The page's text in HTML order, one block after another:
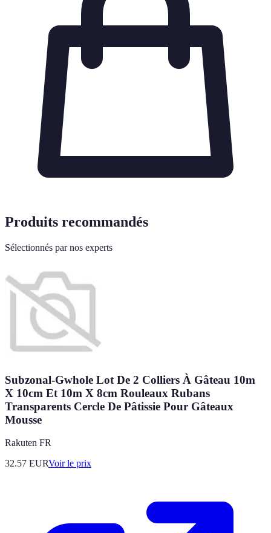
Produits recommandés
Sélectionnés par nos experts
Subzonal-Gwhole Lot De 2 Colliers À Gâteau 10m
X 10cm Et 10m X 8cm Rouleaux Rubans
Transparents Cercle De Pâtissie Pour Gâteaux
Mousse
Rakuten FR
32.57 EURVoir le prix